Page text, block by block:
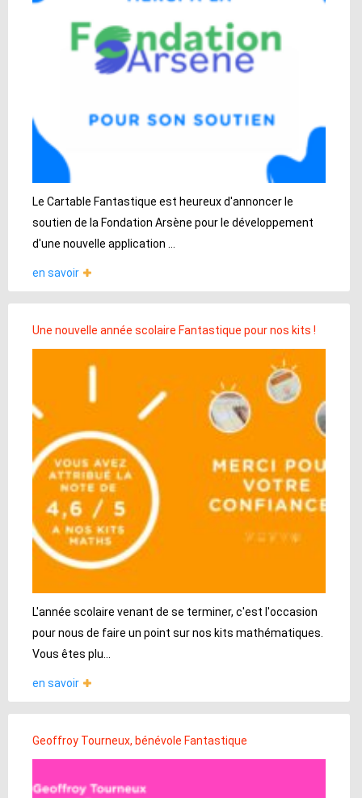
Le Cartable Fantastique est heureux d'annoncer le
soutien de la Fondation Arsène pour le développement
d'une nouvelle application ...
en savoir
Une nouvelle année scolaire Fantastique pour nos kits !
L'année scolaire venant de se terminer, c'est l'occasion
pour nous de faire un point sur nos kits mathématiques.
Vous êtes plu...
en savoir
Geoffroy Tourneux, bénévole Fantastique